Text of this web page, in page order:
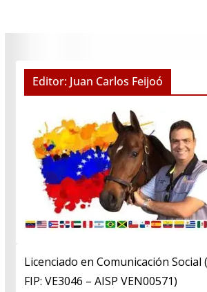
Editor: Juan Carlos Feijoó
Licenciado en Comunicación Social
FIP: VE3046 – AISP VEN00571)